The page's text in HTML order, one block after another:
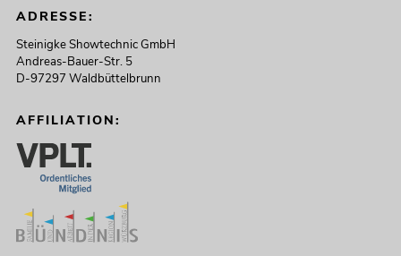
ADRESSE:
Steinigke Showtechnic GmbH
Andreas-Bauer-Str. 5
D-97297 Waldbüttelbrunn
AFFILIATION: